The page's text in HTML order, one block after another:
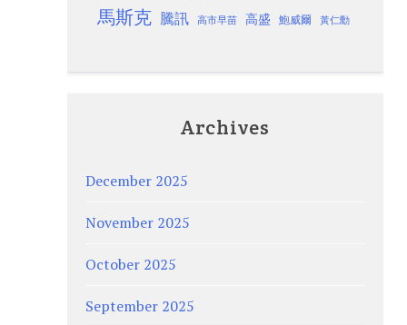
馬斯克 騰訊 高市早苗 高盛 鮑威爾 黃仁勳
Archives
December 2025
November 2025
October 2025
September 2025